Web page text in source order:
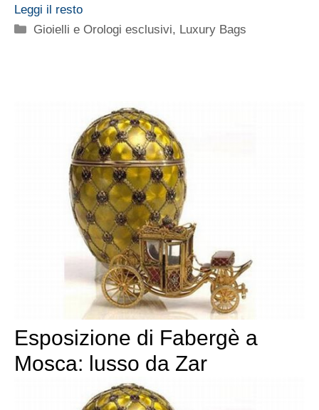
Leggi il resto
Categorie
Gioielli e Orologi esclusivi, Luxury Bags
Esposizione di Fabergè a
Mosca: lusso da Zar